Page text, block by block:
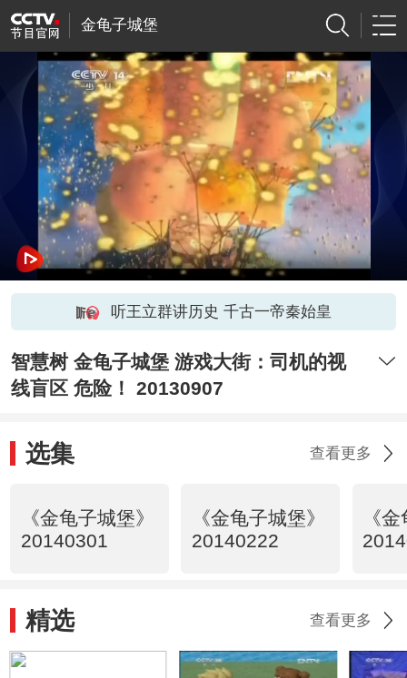
金龟子城堡
听王立群讲历史 千古一帝秦始皇
智慧树 金龟子城堡 游戏大街：司机的视
线盲区 危险！ 20130907
选集 查看更多
《金龟子城堡》
20140301
《金龟子城堡》
20140222
《
精选 查看更多